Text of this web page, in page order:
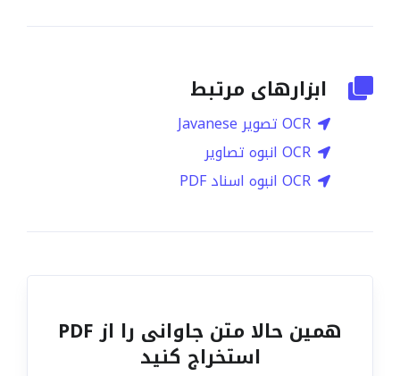
ابزارهای مرتبط
OCR تصویر Javanese
OCR انبوه تصاویر
OCR انبوه اسناد PDF
همین حالا متن جاوانی را از PDF
استخراج کنید